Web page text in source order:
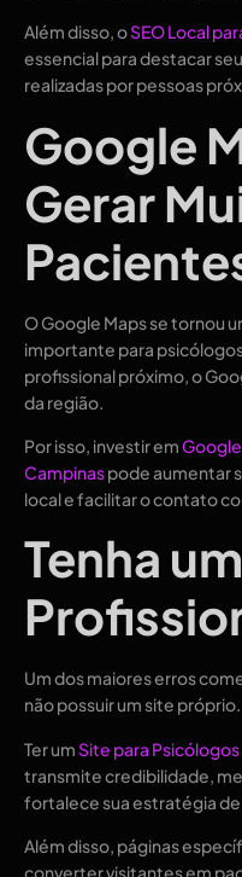
Além disso, oSEO Local
essencial para destacar
realizadas por pessoas
Google
Gerar
O Google Maps se tornou
importante para
profissional próximo, o
da região.
Por isso, investir em
Campinaspode aumentar
local e facilitar o contato
Tenha
Um dos maiores erros
não possuir um site próprio.
Ter umSite para
transmite credibilidade,
fortalece sua estratégia de
Além disso, páginas
converter visitantes em